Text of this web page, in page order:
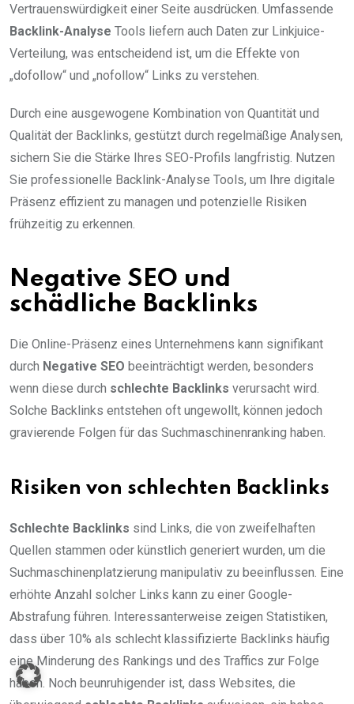
Vertrauenswürdigkeit einer Seite ausdrücken. Umfassende
Backlink-Analyse Tools liefern auch Daten zur Linkjuice-
Verteilung, was entscheidend ist, um die Effekte von
„dofollow“ und „nofollow“ Links zu verstehen.
Durch eine ausgewogene Kombination von Quantität und
Qualität der Backlinks, gestützt durch regelmäßige Analysen,
sichern Sie die Stärke Ihres SEO-Profils langfristig. Nutzen
Sie professionelle Backlink-Analyse Tools, um Ihre digitale
Präsenz effizient zu managen und potenzielle Risiken
frühzeitig zu erkennen.
Negative SEO und
schädliche Backlinks
Die Online-Präsenz eines Unternehmens kann signifikant
durch Negative SEO beeinträchtigt werden, besonders
wenn diese durch schlechte Backlinks verursacht wird.
Solche Backlinks entstehen oft ungewollt, können jedoch
gravierende Folgen für das Suchmaschinenranking haben.
Risiken von schlechten Backlinks
Schlechte Backlinks sind Links, die von zweifelhaften
Quellen stammen oder künstlich generiert wurden, um die
Suchmaschinenplatzierung manipulativ zu beeinflussen. Eine
erhöhte Anzahl solcher Links kann zu einer Google-
Abstrafung führen. Interessanterweise zeigen Statistiken,
dass über 10% als schlecht klassifizierte Backlinks häufig
eine Minderung des Rankings und des Traffics zur Folge
haben. Noch beunruhigender ist, dass Websites, die